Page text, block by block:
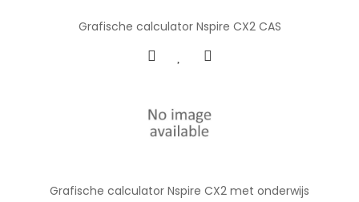
Grafische calculator Nspire CX2 CAS
Grafische calculator Nspire CX2 met onderwijs